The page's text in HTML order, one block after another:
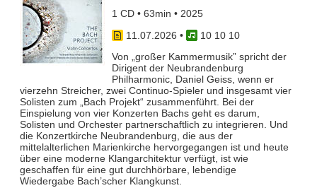
1 CD • 63min • 2025
11.07.2026 •
10 10 10
Von „großer Kammermusik” spricht der
Dirigent der Neubrandenburg
Philharmonic, Daniel Geiss, wenn er
vierzehn Streicher, zwei Continuo-Spieler und insgesamt vier
Solisten zum „Bach Projekt“ zusammenführt. Bei der
Einspielung von vier Konzerten Bachs geht es darum,
Solisten und Orchester partnerschaftlich zu integrieren. Und
die Konzertkirche Neubrandenburg, die aus der
mittelalterlichen Marienkirche hervorgegangen ist und heute
über eine moderne Klangarchitektur verfügt, ist wie
geschaffen für eine gut durchhörbare, lebendige
Wiedergabe Bach’scher Klangkunst.